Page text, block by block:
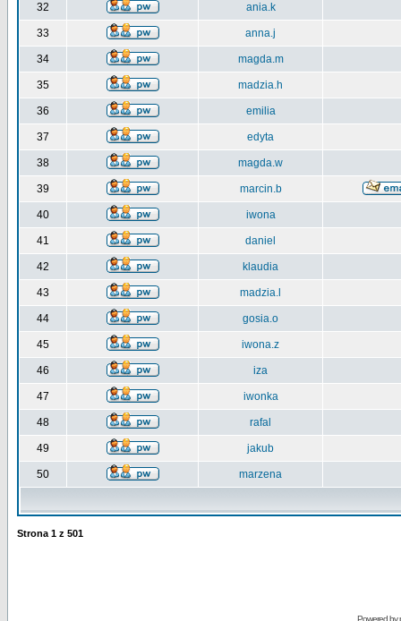
32 ania.k
33 anna.j
34 magda.m
35 madzia.h
36 emilia
37 edyta
38 magda.w
39 marcin.b
40 iwona
41 daniel
42 klaudia
43 madzia.l
44 gosia.o
45 iwona.z
46 iza
47 iwonka
48 rafal
49 jakub
50 marzena
Strona 1 z 501
Powered by